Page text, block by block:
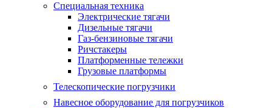
Специальная техника
Электрические тягачи
Дизельные тягачи
Газ-бензиновые тягачи
Ричстакеры
Платформенные тележки
Грузовые платформы
Телескопические погрузчики
Навесное оборудование для погрузчиков